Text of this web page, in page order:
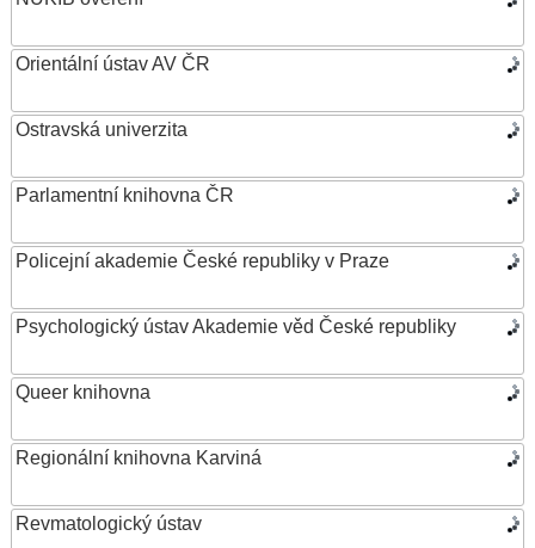
Orientální ústav AV ČR
Ostravská univerzita
Parlamentní knihovna ČR
Policejní akademie České republiky v Praze
Psychologický ústav Akademie věd České republiky
Queer knihovna
Regionální knihovna Karviná
Revmatologický ústav